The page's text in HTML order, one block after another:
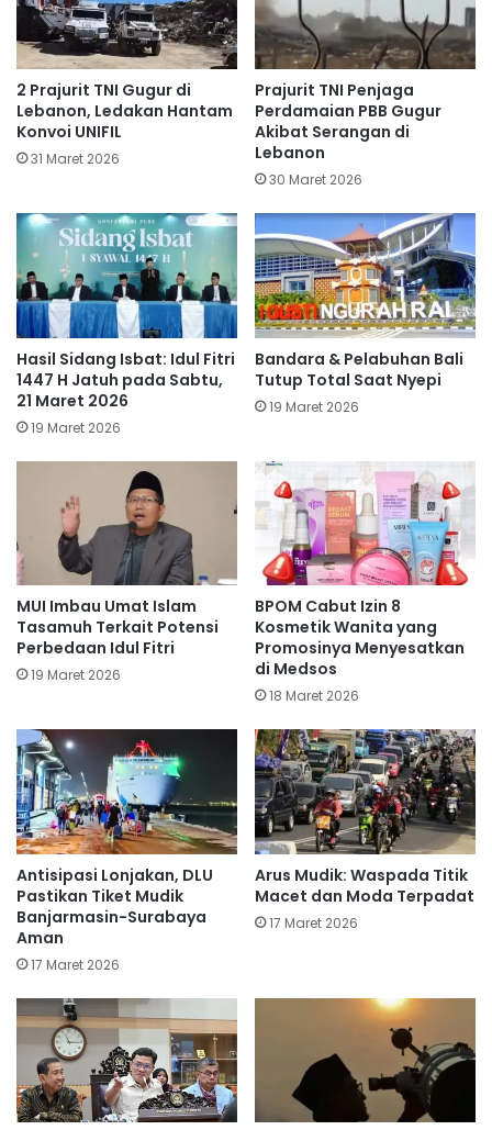
​2 Prajurit TNI Gugur di
Lebanon, Ledakan Hantam
Konvoi UNIFIL
31 Maret 2026
Prajurit TNI Penjaga
Perdamaian PBB Gugur
Akibat Serangan di
Lebanon
30 Maret 2026
Hasil Sidang Isbat: Idul Fitri
1447 H Jatuh pada Sabtu,
21 Maret 2026
19 Maret 2026
Bandara & Pelabuhan Bali
Tutup Total Saat Nyepi
19 Maret 2026
MUI Imbau Umat Islam
Tasamuh Terkait Potensi
Perbedaan Idul Fitri
19 Maret 2026
BPOM Cabut Izin 8
Kosmetik Wanita yang
Promosinya Menyesatkan
di Medsos
18 Maret 2026
Antisipasi Lonjakan, DLU
Pastikan Tiket Mudik
Banjarmasin-Surabaya
Aman
17 Maret 2026
Arus Mudik: Waspada Titik
Macet dan Moda Terpadat
17 Maret 2026